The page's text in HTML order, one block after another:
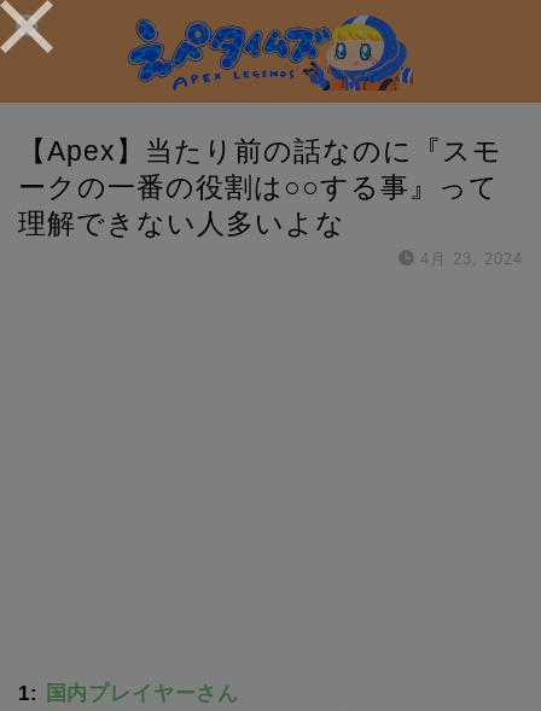
【Apex】当たり前の話なのに『スモ
ークの一番の役割は○○する事』って
理解できない人多いよな
4月 23, 2024
1: 国内プレイヤーさん